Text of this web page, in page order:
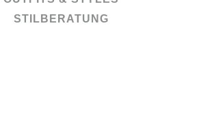
STILBERATUNG